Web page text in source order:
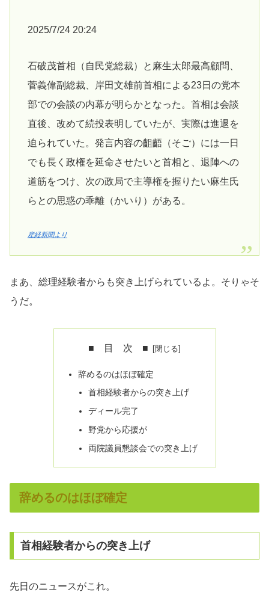
2025/7/24 20:24
石破茂首相（自民党総裁）と麻生太郎最高顧問、
菅義偉副総裁、岸田文雄前首相による23日の党本
部での会談の内幕が明らかとなった。首相は会談
直後、改めて続投表明していたが、実際は進退を
迫られていた。発言内容の齟齬（そご）には一日
でも長く政権を延命させたいと首相と、退陣への
道筋をつけ、次の政局で主導権を握りたい麻生氏
らとの思惑の乖離（かいり）がある。
産経新聞より
まあ、総理経験者からも突き上げられているよ。そりゃそ
うだ。
■ 目 次 ■
辞めるのはほぼ確定
首相経験者からの突き上げ
ディール完了
野党から応援が
両院議員懇談会での突き上げ
辞めるのはほぼ確定
首相経験者からの突き上げ
先日のニュースがこれ。